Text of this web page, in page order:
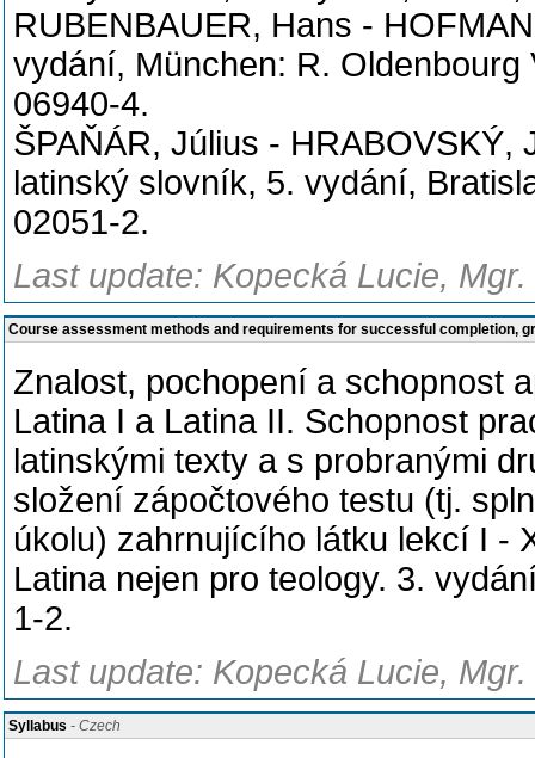
RUBENBAUER, Hans -
vydání, München: R.
06940-4.
ŠPAŇÁR, Július -
latinský slovník, 5. vydání,
02051-2.
Last update: Kopecká Lucie,
Course assessment methods and requirements for successful completion,
Znalost, pochopení a schopnost
Latina I a Latina II. Schopnost
latinskými texty a s probranými
složení zápočtového testu (tj.
úkolu) zahrnujícího látku lekcí I -
Latina nejen pro teology. 3.
1-2.
Last update: Kopecká Lucie,
Syllabus - Czech